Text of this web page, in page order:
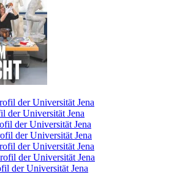
der Universität Jena
der Universität Jena
der Universität Jena
der Universität Jena
der Universität Jena
der Universität Jena
der Universität Jena